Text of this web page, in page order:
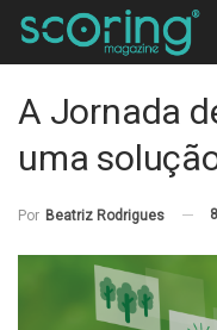
A Jornada
uma
Por Beatriz Rodrigues